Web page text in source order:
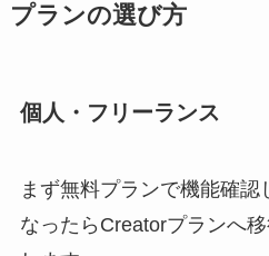
プランの選び方
個人・フリーランス
まず無料プランで機能確
なったらCreatorプランへ